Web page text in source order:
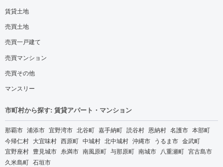
賃貸土地
売買土地
売買一戸建て
売買マンション
売買その他
マンスリー
市町村から探す: 賃貸アパート・マンション
那覇市 浦添市 宜野湾市 北谷町 嘉手納町 読谷村 恩納村 名護市 本部町
今帰仁村 大宜味村 西原町 中城村 北中城村 沖縄市 うるま市 金武町
宜野座村 豊見城市 糸満市 南風原町 与那原町 南城市 八重瀬町 宮古島市
久米島町 石垣市